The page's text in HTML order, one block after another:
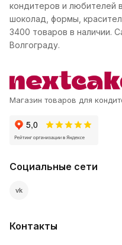
кондитеров и любителей
шоколад, формы,
3400 товаров в наличии.
Волгограду.
Магазин товаров для
Социальные сети
vk
Контакты